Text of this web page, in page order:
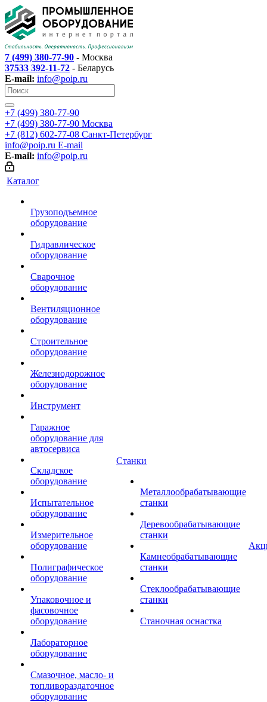
7 (499) 380-77-90 - Москва
37533 392-11-72 - Беларусь
E-mail: info@poip.ru
+7 (499) 380-77-90
+7 (499) 380-77-90 Москва
+7 (812) 602-77-08 Санкт-Петербург
info@poip.ru E-mail
E-mail: info@poip.ru
Каталог
Грузоподъемное
оборудование
Гидравлическое
оборудование
Сварочное
оборудование
Вентиляционное
оборудование
Строительное
оборудование
Железнодорожное
оборудование
Инструмент
Гаражное
оборудование для
автосервиса
Складское
оборудование
Испытательное
оборудование
Измерительное
оборудование
Полиграфическое
оборудование
Упаковочное и
фасовочное
оборудование
Лабораторное
оборудование
Смазочное, масло- и
топливораздаточное
оборудование
Станки
Металлообрабатывающие
станки
Деревообрабатывающие
станки
Камнеобрабатывающие
станки
Стеклообрабатывающие
станки
Станочная оснастка